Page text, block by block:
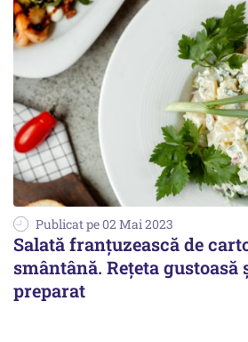
Publicat pe 02 Mai 2023
Salată franțuzească de
smântână. Rețeta gustoasă
preparat